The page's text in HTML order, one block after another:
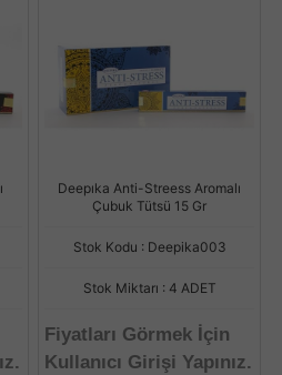
Deepıka Anti-Streess Aromalı
Çubuk Tütsü 15 Gr
Stok Kodu : Deepika003
Stok Miktarı : 4 ADET
Fiyatları Görmek İçin
Kullanıcı Girişi Yapınız.